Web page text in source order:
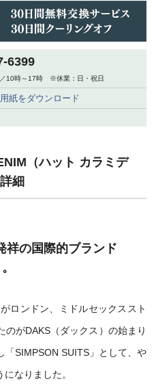
6399
10時～17時 ※休業：日・祝日
紙をダウンロード
（ハット カラミデ
細
祥の国際的ブランド
ロンドン、ミドルセックススト
のがDAKS（ダックス）の始まり
「SIMPSON SUITS」として、や
なりました。